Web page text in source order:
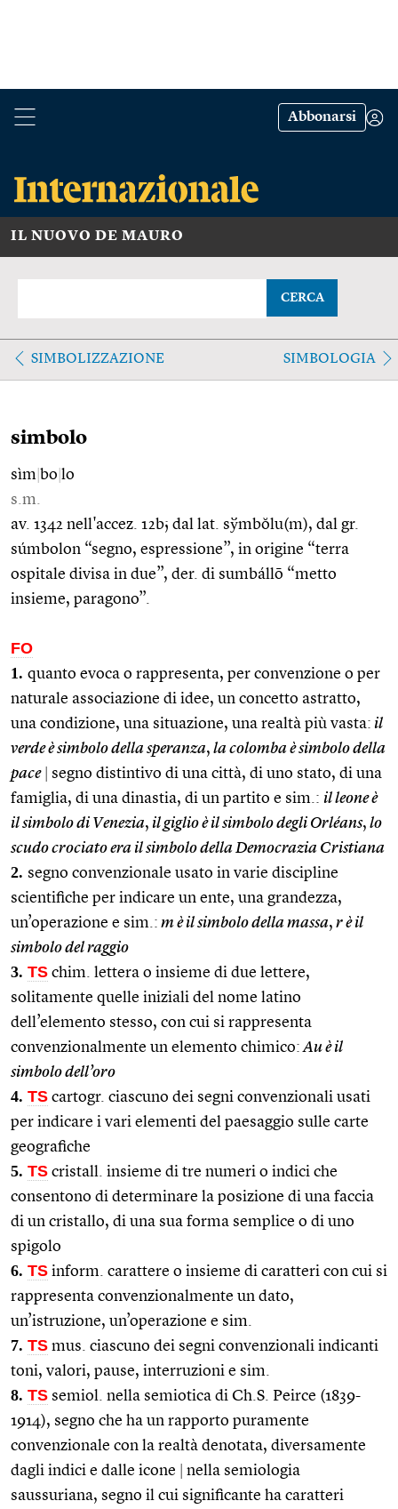
Abbonarsi
IL NUOVO DE MAURO
CERCA
SIMBOLIZZAZIONE SIMBOLOGIA
simbolo
sìm bo lo
s.m.
av. 1342 nell'accez. 12b; dal lat. sўmbŏlu(m), dal gr.
súmbolon “segno, espressione”, in origine “terra
ospitale divisa in due”, der. di sumbállō “metto
insieme, paragono”.
FO
1. quanto evoca o rappresenta, per convenzione o per
naturale associazione di idee, un concetto astratto,
una condizione, una situazione, una realtà più vasta: il
verde è simbolo della speranza, la colomba è simbolo della
pace
segno distintivo di una città, di uno stato, di una
famiglia, di una dinastia, di un partito e sim.: il leone è
il simbolo di Venezia, il giglio è il simbolo degli Orléans, lo
scudo crociato era il simbolo della Democrazia Cristiana
2. segno convenzionale usato in varie discipline
scientifiche per indicare un ente, una grandezza,
un’operazione e sim.: m è il simbolo della massa, r è il
simbolo del raggio
3. TS chim. lettera o insieme di due lettere,
solitamente quelle iniziali del nome latino
dell’elemento stesso, con cui si rappresenta
convenzionalmente un elemento chimico: Au è il
simbolo dell’oro
4. TS cartogr. ciascuno dei segni convenzionali usati
per indicare i vari elementi del paesaggio sulle carte
geografiche
5. TS cristall. insieme di tre numeri o indici che
consentono di determinare la posizione di una faccia
di un cristallo, di una sua forma semplice o di uno
spigolo
6. TS inform. carattere o insieme di caratteri con cui si
rappresenta convenzionalmente un dato,
un’istruzione, un’operazione e sim.
7. TS mus. ciascuno dei segni convenzionali indicanti
toni, valori, pause, interruzioni e sim.
8. TS semiol. nella semiotica di Ch.S. Peirce (1839-
1914), segno che ha un rapporto puramente
convenzionale con la realtà denotata, diversamente
dagli indici e dalle icone
nella semiologia
saussuriana, segno il cui significante ha caratteri